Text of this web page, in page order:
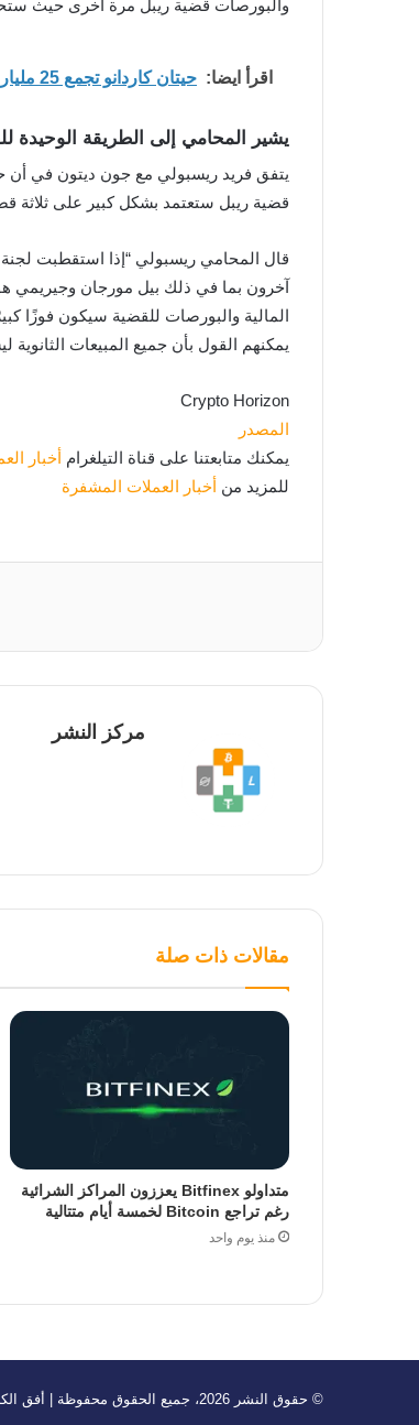
والبورصات قضية ريبل مرة أخرى حيث
اقرأ ايضا: حيتان كاردانو تجمع 25 مليار ADA وسط توقعات بارتفاع قوي للسعر
يشير المحامي إلى الطريقة الوحيدة
يتفق فريد ريسبولي مع جون ديتون في أن
قضية ريبل ستعتمد بشكل كبير على ثلاثة
آخرون بما في ذلك بيل مورجان وجيريمي
يمكنهم القول بأن جميع المبيعات
Crypto Horizon
المصدر
يمكنك متابعتنا على قناة التيلغرام أخبار
للمزيد من أخبار العملات المشفرة
مركز النشر
مقالات ذات صلة
متداولو Bitfinex يعززون المراكز الشرائية
رغم تراجع Bitcoin لخمسة أيام متتالية
منذ يوم واحد
© حقوق النشر 2026، جميع الحقوق محفوظة | أفق الكريبتو